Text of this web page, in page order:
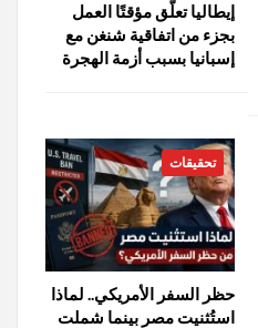
إيطاليا تعلّق مؤقتًا العمل
بجزء من اتفاقية شنغن مع
إسبانيا بسبب أزمة الهجرة
تحقيقات
حظر السفر الأمريكي.. لماذا
استُثنيت مصر بينما شملت